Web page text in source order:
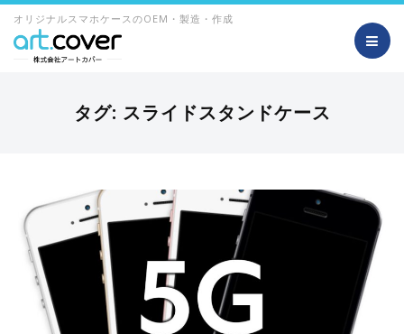
オリジナルスマホケースのOEM・製造・作成
タグ: スライドスタンドケース